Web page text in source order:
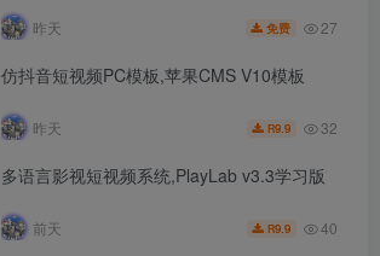
昨天 免费 27
仿抖音短视频PC模板,苹果CMS V10模板
昨天 R9.9 32
多语言影视短视频系统,PlayLab v3.3学习版
前天 R9.9 40